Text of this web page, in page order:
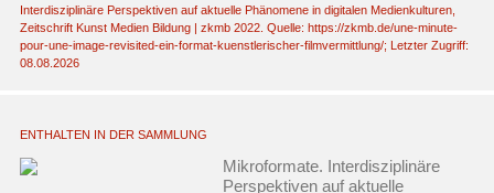
Interdisziplinäre Perspektiven auf aktuelle Phänomene in digitalen Medienkulturen,
Zeitschrift Kunst Medien Bildung | zkmb 2022. Quelle: https://zkmb.de/une-minute-
pour-une-image-revisited-ein-format-kuenstlerischer-filmvermittlung/; Letzter Zugriff:
08.08.2026
ENTHALTEN IN DER SAMMLUNG
Mikroformate. Interdisziplinäre
Perspektiven auf aktuelle